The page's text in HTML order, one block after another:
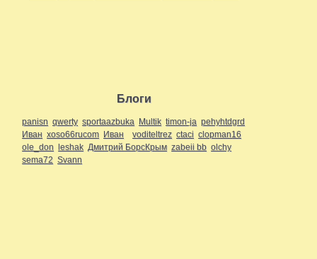
Блоги
panisn qwerty sportaazbuka Multik timon-ja pehyhtdgrd
Иван xoso66rucom Иван voditeltrez ctaci clopman16
ole_don leshak Дмитрий БорсКрым zabeii bb olchy
sema72 Svann